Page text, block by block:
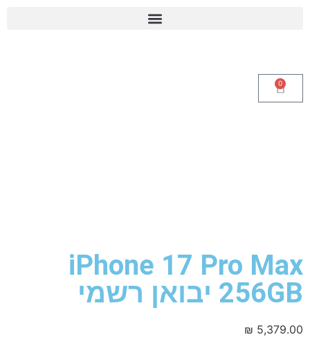
0
iPhone 17 Pro Max
256GB יבואן רשמי
₪ 5,379.00